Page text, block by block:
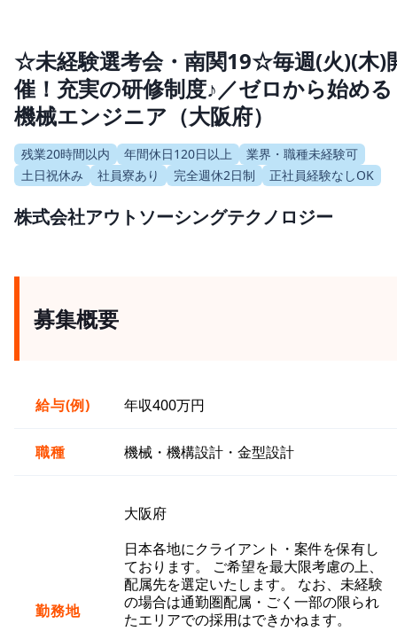
☆未経験選考会・南関19☆毎週(火)(木)
催！充実の研修制度♪／ゼロから始める
機械エンジニア（大阪府）
残業20時間以内 年間休日120日以上
業界・職種未経験可
土日祝休み
社員寮あり 完全週休2日制 正社員経験なしOK
株式会社アウトソーシングテクノロジー
募集概要
給与(例) 年収400万円
職種 機械・機構設計・金型設計
勤務地
大阪府
日本各地にクライアント・案件を保有し
ております。 ご希望を最大限考慮の上、
配属先を選定いたします。 なお、未経験
の場合は通勤圏配属・ごく一部の限られ
たエリアでの採用はできかねます。